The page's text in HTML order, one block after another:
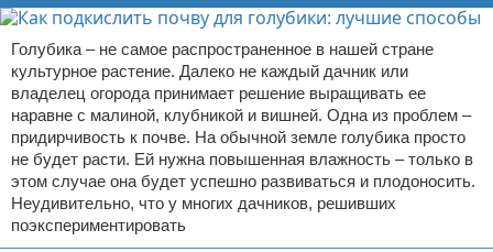
Голубика – не самое распространенное в нашей стране
культурное растение. Далеко не каждый дачник или
владелец огорода принимает решение выращивать ее
наравне с малиной, клубникой и вишней. Одна из проблем –
придирчивость к почве. На обычной земле голубика просто
не будет расти. Ей нужна повышенная влажность – только в
этом случае она будет успешно развиваться и плодоносить.
Неудивительно, что у многих дачников, решивших
поэкспериментировать